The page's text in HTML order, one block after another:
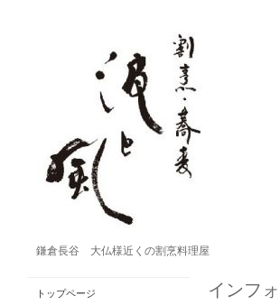
鎌倉長谷 大仏様近くの割烹料理屋
インフ
トップページ